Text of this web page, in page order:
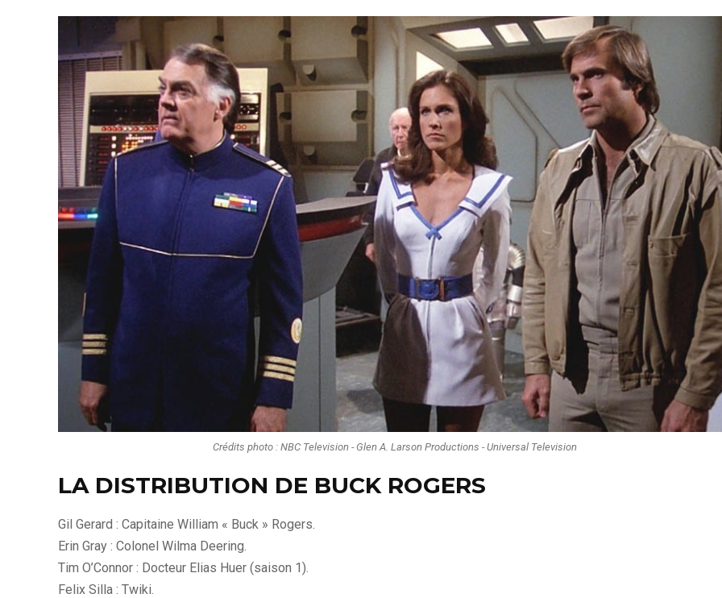
Crédits photo : NBC Television - Glen A. Larson Productions - Universal Television
LA DISTRIBUTION DE BUCK ROGERS
Gil Gerard : Capitaine William « Buck » Rogers.
Erin Gray : Colonel Wilma Deering.
Tim O’Connor : Docteur Elias Huer (saison 1).
Felix Silla : Twiki.